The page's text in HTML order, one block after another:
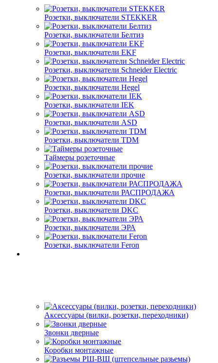
Розетки, выключатели STEKKER
Розетки, выключатели Белтиз
Розетки, выключатели EKF
Розетки, выключатели Schneider Electric
Розетки, выключатели Hegel
Розетки, выключатели IEK
Розетки, выключатели ASD
Розетки, выключатели TDM
Таймеры розеточные
Розетки, выключатели прочие
Розетки, выключатели РАСПРОДАЖА
Розетки, выключатели DKC
Розетки, выключатели ЭРА
Розетки, выключатели Feron
Аксессуары (вилки, розетки, переходники)
Звонки дверные
Коробки монтажные